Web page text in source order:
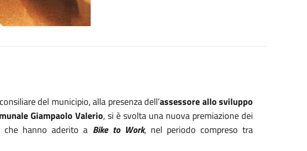
del municipio, alla presenza dell’assessore allo sviluppo
Giampaolo Valerio, si è svolta una nuova premiazione dei
che hanno aderito a Bike to Work, nel periodo compreso tra